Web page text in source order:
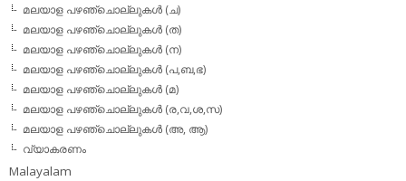
മലയാള പഴഞ്ചൊല്ലുകള്‍ (ച)
മലയാള പഴഞ്ചൊല്ലുകള്‍ (ത)
മലയാള പഴഞ്ചൊല്ലുകള്‍ (ന)
മലയാള പഴഞ്ചൊല്ലുകള്‍ (പ,ബ,ഭ)
മലയാള പഴഞ്ചൊല്ലുകള്‍ (മ)
മലയാള പഴഞ്ചൊല്ലുകള്‍ (ര,വ,ശ,സ)
മലയാള പഴഞ്ചൊല്ലുകൾ (അ, ആ)
വ്യാകരണം
Malayalam